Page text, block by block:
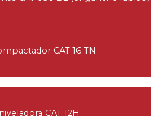
CAT 16 TN
CAT 12H